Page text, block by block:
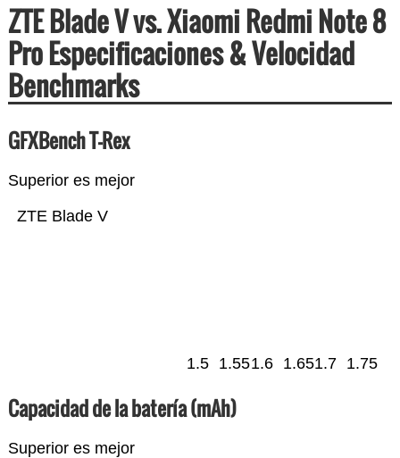
ZTE Blade V vs. Xiaomi Redmi Note 8
Pro Especificaciones & Velocidad
Benchmarks
GFXBench T-Rex
Superior es mejor
ZTE Blade V
1.5 1.551.6 1.651.7 1.75
Capacidad de la batería (mAh)
Superior es mejor